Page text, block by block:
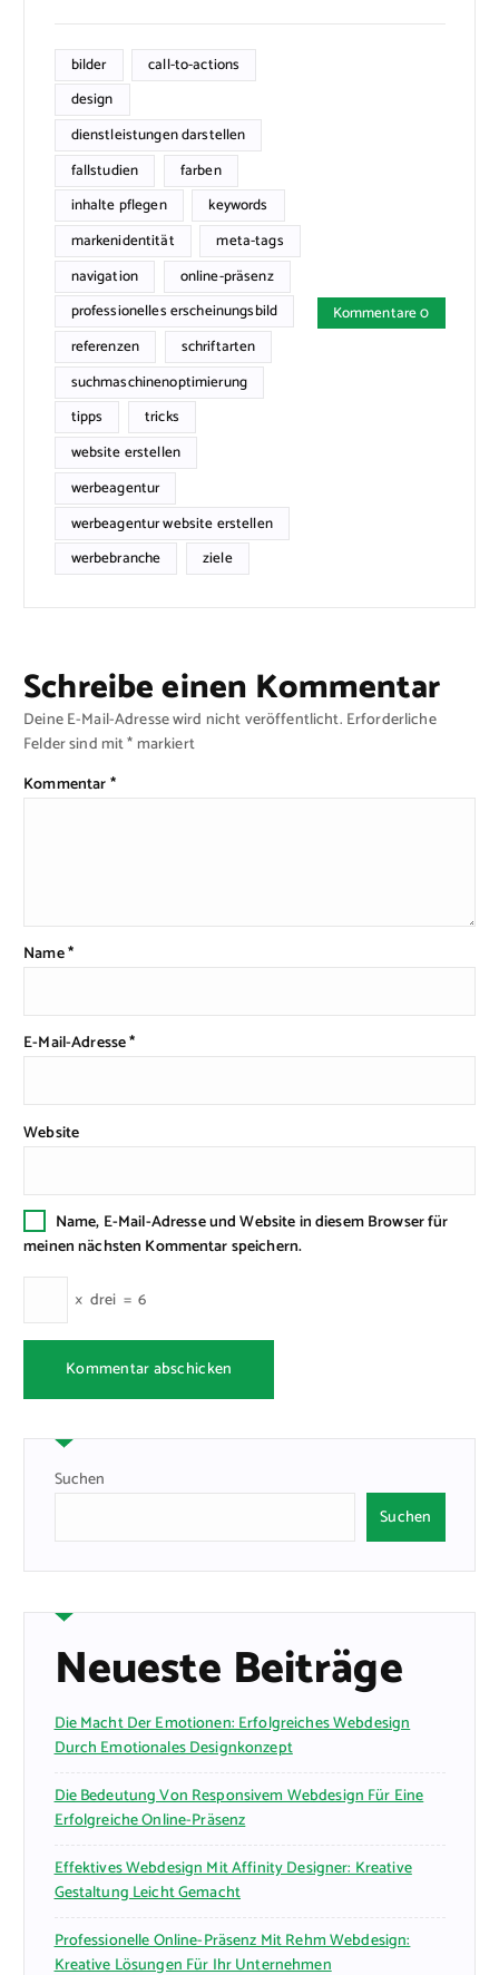
bilder
call-to-actions
design
dienstleistungen darstellen
fallstudien
farben
inhalte pflegen
keywords
markenidentität
meta-tags
navigation
online-präsenz
professionelles erscheinungsbild
referenzen
schriftarten
suchmaschinenoptimierung
tipps
tricks
website erstellen
werbeagentur
werbeagentur website erstellen
werbebranche
ziele
Kommentare 0
Schreibe einen Kommentar
Deine E-Mail-Adresse wird nicht veröffentlicht. Erforderliche
Felder sind mit*markiert
Kommentar*
Name*
E-Mail-Adresse*
Website
Name, E-Mail-Adresse und Website in diesem Browser für
meinen nächsten Kommentar speichern.
× drei = 6
Suchen
Suchen
Neueste Beiträge
Die Macht Der Emotionen: Erfolgreiches Webdesign
Durch Emotionales Designkonzept
Die Bedeutung Von Responsivem Webdesign Für Eine
Erfolgreiche Online-Präsenz
Effektives Webdesign Mit Affinity Designer: Kreative
Gestaltung Leicht Gemacht
Professionelle Online-Präsenz Mit Rehm Webdesign:
Kreative Lösungen Für Ihr Unternehmen